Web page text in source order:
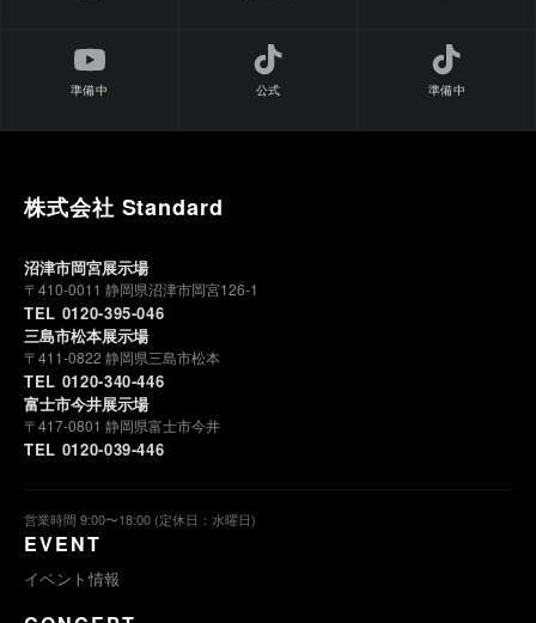
準備中 公式 準備中
株式会社 Standard
沼津市岡宮展示場
〒410-0011 静岡県沼津市岡宮126-1
TEL 0120-395-046
三島市松本展示場
〒411-0822 静岡県三島市松本
TEL 0120-340-446
富士市今井展示場
〒417-0801 静岡県富士市今井
TEL 0120-039-446
営業時間 9:00〜18:00 (定休日：水曜日)
EVENT
イベント情報